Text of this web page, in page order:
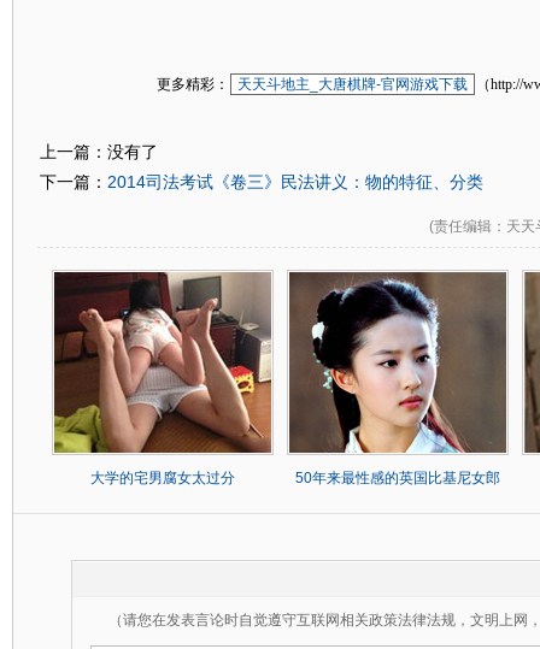
更多精彩： 天天斗地主_大唐棋牌-官网游戏下载 （http://
上一篇：没有了
下一篇： 2014司法考试《卷三》民法讲义：物的特征、分类
(责任编辑 ：天
大学的宅男腐女太过分 50年来最性感的英国比基尼女郎
（请您在发表言论时自觉遵守互联网相关政策法律法规，文明上网